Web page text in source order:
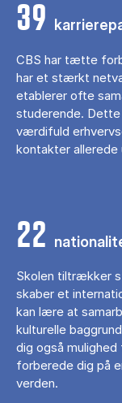
39
CBS har tætte
har et stærkt
etablerer ofte
studerende.
værdifuld
kontakter allerede
22
Skolen tiltrækker
skaber et
kan lære at
kulturelle
dig også
forberede dig på
verden.